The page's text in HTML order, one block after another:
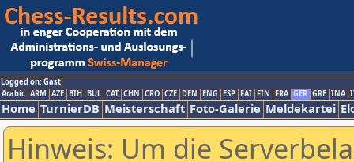
Logged on: Gast
Arabic ARM AZE BIH BUL CAT CHN CRO CZE DEN ENG ESP FAI FIN FRA GER GRE INA
Home TurnierDB Meisterschaft Foto-Galerie Meldekartei
Hinweis: Um die